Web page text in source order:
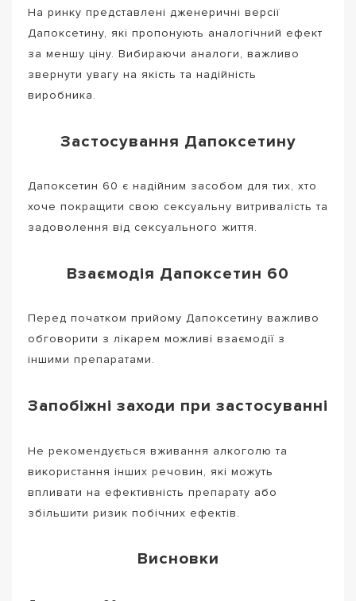
На ринку представлені дженеричні версії
Дапоксетину, які пропонують аналогічний ефект
за меншу ціну. Вибираючи аналоги, важливо
звернути увагу на якість та надійність
виробника.
Застосування Дапоксетину
Дапоксетин 60 є надійним засобом для тих, хто
хоче покращити свою сексуальну витривалість та
задоволення від сексуального життя.
Взаємодія Дапоксетин 60
Перед початком прийому Дапоксетину важливо
обговорити з лікарем можливі взаємодії з
іншими препаратами.
Запобіжні заходи при застосуванні
Не рекомендується вживання алкоголю та
використання інших речовин, які можуть
впливати на ефективність препарату або
збільшити ризик побічних ефектів.
Висновки